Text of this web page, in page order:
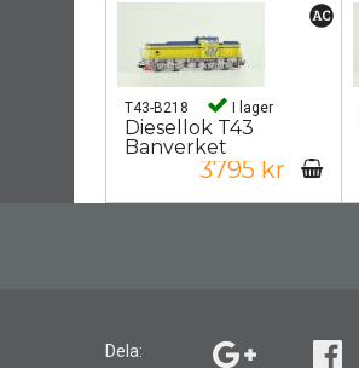
T43-B218 I lager
Diesellok T43
Banverket
3795 kr
Dela: